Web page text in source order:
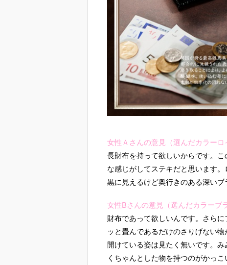
女性Ａさんの意見（選んだカラーロ
長財布を持って欲しいからです。
な感じがしてステキだと思います
黒に見えるけど奥行きのある深いブ
女性Bさんの意見（選んだカラーブ
財布であって欲しいんです。さら
ッと畳んであるだけのさりげない
開けている姿は見たく無いです。
くちゃんとした物を持つのがかっこ